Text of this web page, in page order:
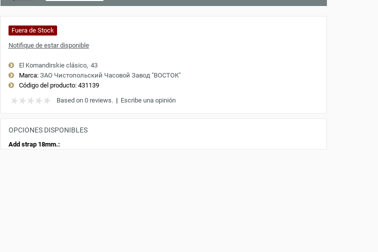
Fuera de Stock
Notifique de estar disponible
El Komandirskie clásico 43
Marca: ЗАО Чистопольский Часовой Завод "ВОСТОК"
Código del producto:431139
Based on 0 reviews.| Escribe una opinión
OPCIONES DISPONIBLES
Add strap 18mm.: